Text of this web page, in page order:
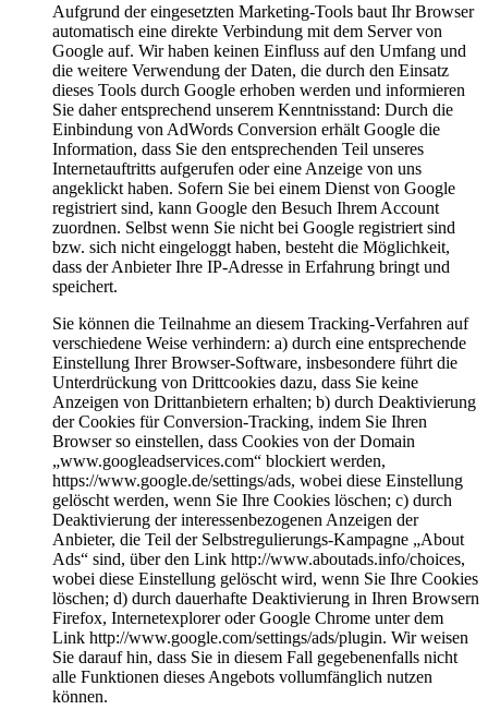
Aufgrund der eingesetzten Marketing-Tools baut Ihr Browser
automatisch eine direkte Verbindung mit dem Server von
Google auf. Wir haben keinen Einfluss auf den Umfang und
die weitere Verwendung der Daten, die durch den Einsatz
dieses Tools durch Google erhoben werden und informieren
Sie daher entsprechend unserem Kenntnisstand: Durch die
Einbindung von AdWords Conversion erhält Google die
Information, dass Sie den entsprechenden Teil unseres
Internetauftritts aufgerufen oder eine Anzeige von uns
angeklickt haben. Sofern Sie bei einem Dienst von Google
registriert sind, kann Google den Besuch Ihrem Account
zuordnen. Selbst wenn Sie nicht bei Google registriert sind
bzw. sich nicht eingeloggt haben, besteht die Möglichkeit,
dass der Anbieter Ihre IP-Adresse in Erfahrung bringt und
speichert.
Sie können die Teilnahme an diesem Tracking-Verfahren auf
verschiedene Weise verhindern: a) durch eine entsprechende
Einstellung Ihrer Browser-Software, insbesondere führt die
Unterdrückung von Drittcookies dazu, dass Sie keine
Anzeigen von Drittanbietern erhalten; b) durch Deaktivierung
der Cookies für Conversion-Tracking, indem Sie Ihren
Browser so einstellen, dass Cookies von der Domain
„www.googleadservices.com“ blockiert werden,
https://www.google.de/settings/ads, wobei diese Einstellung
gelöscht werden, wenn Sie Ihre Cookies löschen; c) durch
Deaktivierung der interessenbezogenen Anzeigen der
Anbieter, die Teil der Selbstregulierungs-Kampagne „About
Ads“ sind, über den Link http://www.aboutads.info/choices,
wobei diese Einstellung gelöscht wird, wenn Sie Ihre Cookies
löschen; d) durch dauerhafte Deaktivierung in Ihren Browsern
Firefox, Internetexplorer oder Google Chrome unter dem
Link http://www.google.com/settings/ads/plugin. Wir weisen
Sie darauf hin, dass Sie in diesem Fall gegebenenfalls nicht
alle Funktionen dieses Angebots vollumfänglich nutzen
können.